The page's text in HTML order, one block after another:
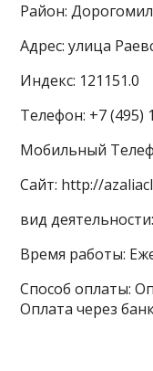
Район:
Адрес: улица
Индекс: 121151.0
Телефон: +7 (495)
Мобильный
Сайт: http://
вид
Время работы:
Способ оплаты:
Оплата через